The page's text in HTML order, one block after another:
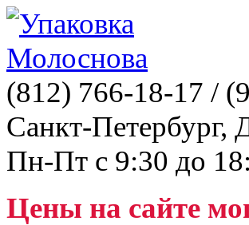
(812) 766-18-17 /
Санкт-Петербург,
Пн-Пт с 9:30 до
Цены на сайте